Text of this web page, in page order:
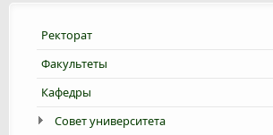
Ректорат
Факультеты
Кафедры
Совет университета